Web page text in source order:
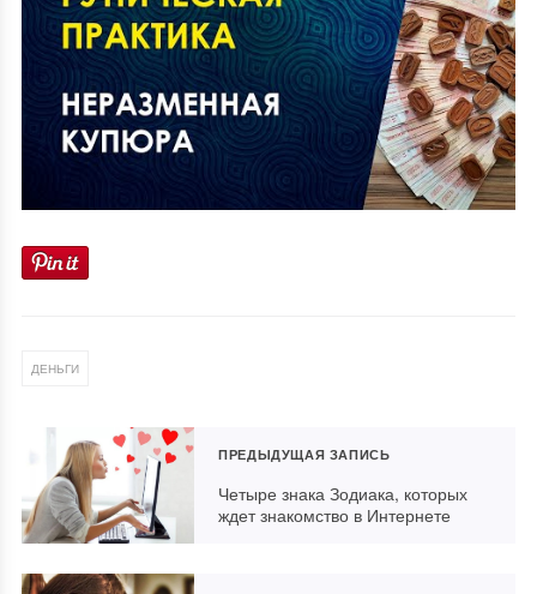
ДЕНЬГИ
ПРЕДЫДУЩАЯ ЗАПИСЬ
Четыре знака Зодиака, которых
ждет знакомство в Интернете